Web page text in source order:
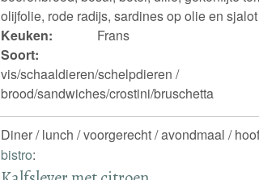
olijfolie, rode radijs, sardines op olie en sjalot
Keuken:
Frans
Soort:
vis/schaaldieren/schelpdieren /
brood/sandwiches/crostini/bruschetta
Diner / lunch / voorgerecht / avondmaal /
bistro: